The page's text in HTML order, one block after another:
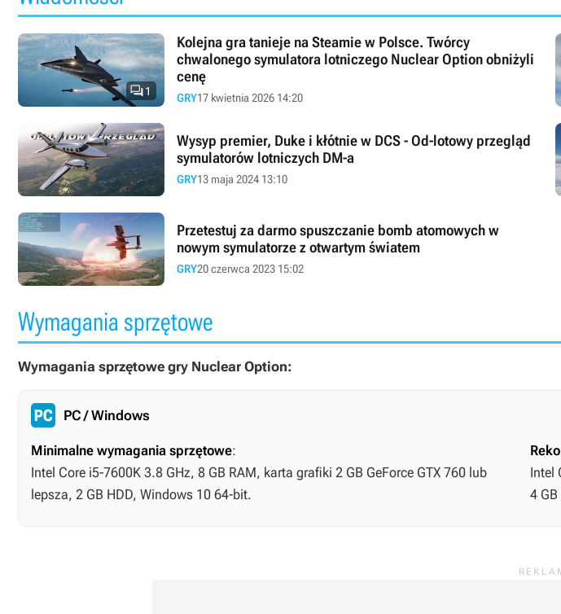
1
Kolejna gra tanieje na Steamie w Polsce. Twórcy
chwalonego symulatora lotniczego Nuclear Option obniżyli
cenę
GRY17 kwietnia 2026 14:20
Wysyp premier, Duke i kłótnie w DCS - Od-lotowy przegląd
symulatorów lotniczych DM-a
GRY13 maja 2024 13:10
Przetestuj za darmo spuszczanie bomb atomowych w
nowym symulatorze z otwartym światem
GRY20 czerwca 2023 15:02
Wymagania sprzętowe
Wymagania sprzętowe gry Nuclear Option:
PC / Windows
Minimalne wymagania sprzętowe:
Intel Core i5-7600K 3.8 GHz, 8 GB RAM, karta grafiki 2 GB GeForce GTX 760 lub
lepsza, 2 GB HDD, Windows 10 64-bit.
Intel
4